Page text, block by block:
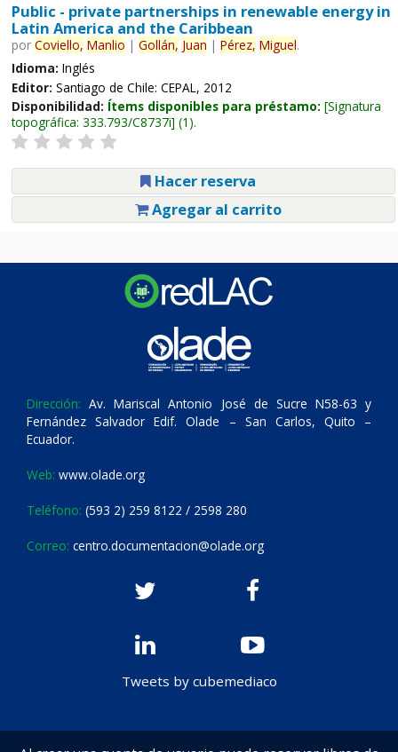
Public - private partnerships in renewable energy in
Latin America and the Caribbean
por Coviello, Manlio | Gollán, Juan | Pérez, Miguel.
Idioma: Inglés
Editor: Santiago de Chile: CEPAL, 2012
Disponibilidad: Ítems disponibles para préstamo: Signatura
topográfica: 333.793/C8737i (1).
Hacer reserva
Agregar al carrito
Dirección: Av. Mariscal Antonio José de Sucre N58-63 y
Fernández Salvador Edif. Olade – San Carlos, Quito –
Ecuador.
Web: www.olade.org
Teléfono: (593 2) 259 8122 / 2598 280
Correo: centro.documentacion@olade.org
Tweets by cubemediaco